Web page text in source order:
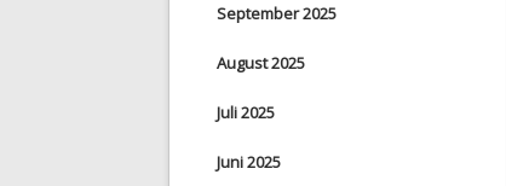
September 2025
August 2025
Juli 2025
Juni 2025